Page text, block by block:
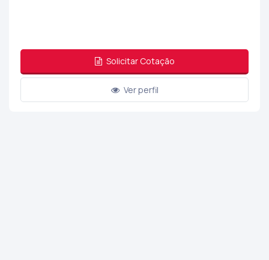
Solicitar Cotação
Ver perfil